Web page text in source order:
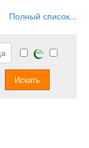
Полный список...